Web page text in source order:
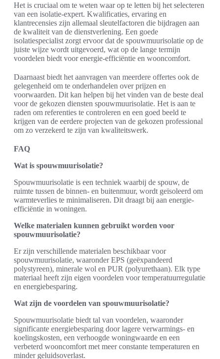
Het is cruciaal om te weten waar op te letten bij het selecteren
van een isolatie-expert. Kwalificaties, ervaring en
klantrecensies zijn allemaal sleutelfactoren die bijdragen aan
de kwaliteit van de dienstverlening. Een goede
isolatiespecialist zorgt ervoor dat de spouwmuurisolatie op de
juiste wijze wordt uitgevoerd, wat op de lange termijn
voordelen biedt voor energie-efficiëntie en wooncomfort.
Daarnaast biedt het aanvragen van meerdere offertes ook de
gelegenheid om te onderhandelen over prijzen en
voorwaarden. Dit kan helpen bij het vinden van de beste deal
voor de gekozen diensten spouwmuurisolatie. Het is aan te
raden om referenties te controleren en een goed beeld te
krijgen van de eerdere projecten van de gekozen professional
om zo verzekerd te zijn van kwaliteitswerk.
FAQ
Wat is spouwmuurisolatie?
Spouwmuurisolatie is een techniek waarbij de spouw, de
ruimte tussen de binnen- en buitenmuur, wordt geïsoleerd om
warmteverlies te minimaliseren. Dit draagt bij aan energie-
efficiëntie in woningen.
Welke materialen kunnen gebruikt worden voor
spouwmuurisolatie?
Er zijn verschillende materialen beschikbaar voor
spouwmuurisolatie, waaronder EPS (geëxpandeerd
polystyreen), minerale wol en PUR (polyurethaan). Elk type
materiaal heeft zijn eigen voordelen voor temperatuurregulatie
en energiebesparing.
Wat zijn de voordelen van spouwmuurisolatie?
Spouwmuurisolatie biedt tal van voordelen, waaronder
significante energiebesparing door lagere verwarmings- en
koelingskosten, een verhoogde woningwaarde en een
verbeterd wooncomfort met meer constante temperaturen en
minder geluidsoverlast.